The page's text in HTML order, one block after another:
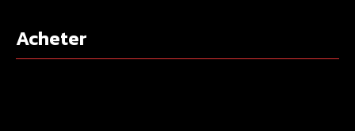
Acheter